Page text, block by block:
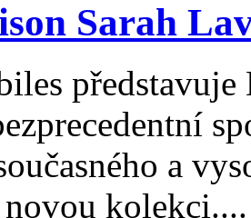
Sarah
a
kolekci....